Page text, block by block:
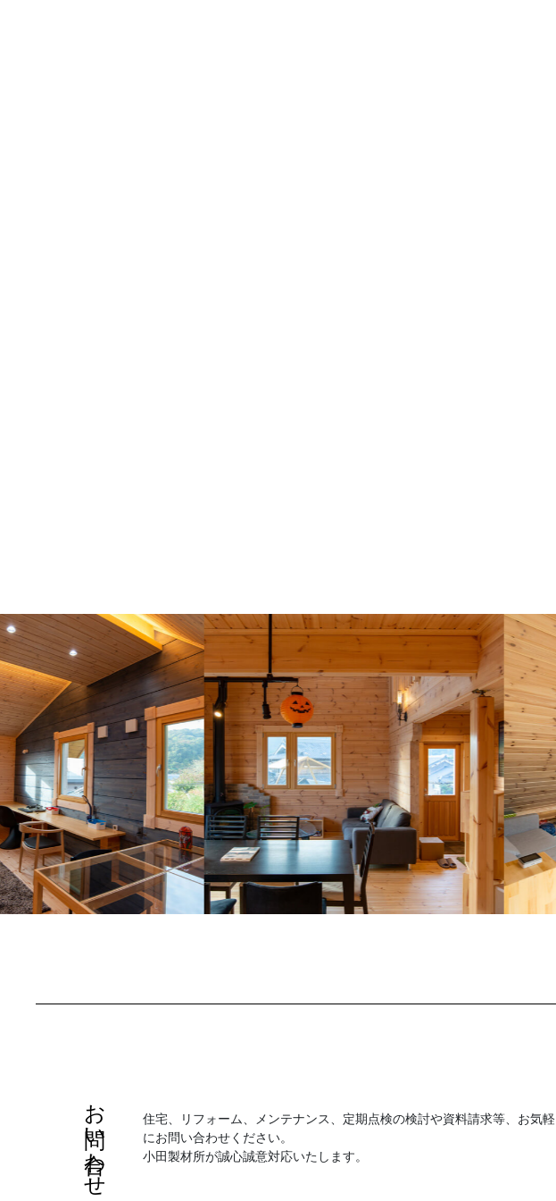
お問い合わせ
住宅、リフォーム、メンテナンス、定期点検の検討や資料請求等、お気軽
にお問い合わせください。
小田製材所が誠心誠意対応いたします。